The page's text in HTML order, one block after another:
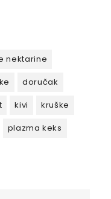
nektarine
doručak
kivi
kruške
plazma keks